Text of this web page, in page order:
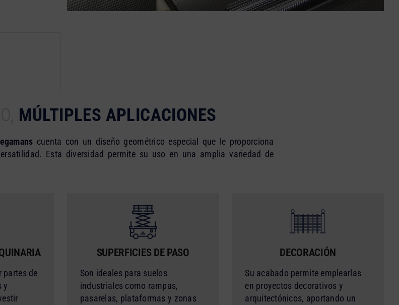
MÚLTIPLES APLICACIONES
cuenta con un diseño geométrico especial que le proporciona
Esta diversidad permite su uso en una amplia variedad de
partes de
y
SUPERFICIES DE PASO
Son ideales para suelos
industriales como rampas,
pasarelas, plataformas y zonas
DECORACIÓN
Su acabado permite emplearlas
en proyectos decorativos y
arquitectónicos, aportando un